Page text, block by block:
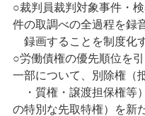
○裁判員裁判対象事件・
件の取調べの全過程を録
録画することを制度化す
○労働債権の優先順位を
一部について、別除権（
・質権・譲渡担保権等
の特別な先取特権）を新